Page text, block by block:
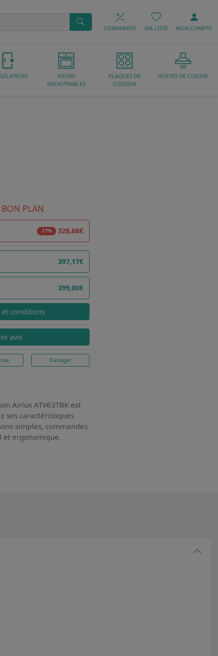
COMPARATIF MA LISTE MON COMPTE
FOURS
ENCASTRABLES
PLAQUES DE
CUISSON
HOTTES DE CUISINE
PLAN
-17% 328,68€
397,17€
399,00€
conditions
avis
Partager
Airlux ATV63TBK est
ses caractéristiques
simples, commandes
et ergonomique.